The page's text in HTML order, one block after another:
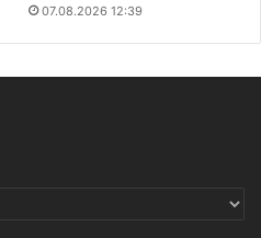
07.08.2026 12:39